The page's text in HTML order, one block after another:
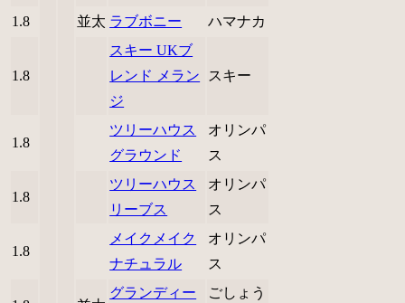
1.8 並太 ラブボニー ハマナカ
1.8
スキー UKブ
レンド メラン
ジ
スキー
1.8
ツリーハウス
グラウンド
オリンパ
ス
1.8
ツリーハウス
リーブス
オリンパ
ス
1.8
メイクメイク
ナチュラル
オリンパ
ス
グランディー
ごしょう